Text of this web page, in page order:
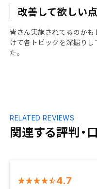
改善して欲しい点
皆さん実施されてるのか
けて各トピックを深掘り
た。
関連する評判・
RELATED REVIEWS
4.7